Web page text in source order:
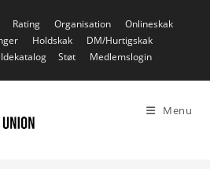
Rating Organisation
Onlineskak
Holdskak
DM/Hurtigskak
Idekatalog Støt Medlemslogin
Menu